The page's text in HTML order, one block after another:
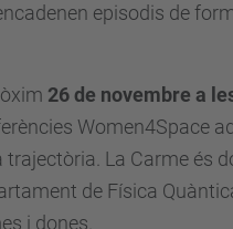
episodis de
26 de novembre a
Women4Space
trajectòria. La Carme és
de Física
i dones.